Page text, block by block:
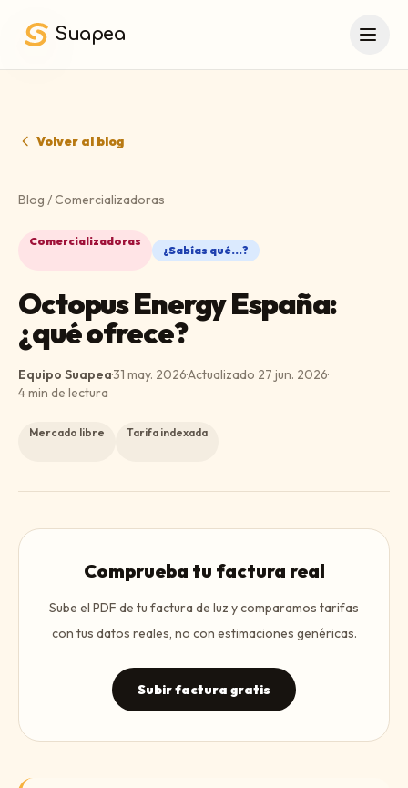
Suapea
Volver al blog
Blog /Comercializadoras
Comercializadoras
¿Sabías qué...?
Octopus Energy España:
¿qué ofrece?
Equipo Suapea·31 may. 2026·Actualizado 27 jun. 2026·
4min de lectura
Mercado libre Tarifa indexada
Comprueba tu factura real
Sube el PDF de tu factura de luz y comparamos tarifas
con tus datos reales, no con estimaciones genéricas.
Subir factura gratis